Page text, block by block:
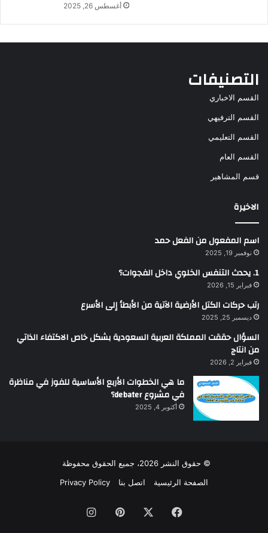
أغسطس 26, 2025
التصنيفات
القسم الاخباري
القسم الترفيهي
القسم التعليمي
القسم العام
قسم المشاهير
الاخيرة
اسم المفعول من الفعل حمد
نوفمبر 19, 2025
1. يحدث التنفس الخلوي داخل الفجوات؟
فبراير 15, 2026
رتب حركات الكتل الأرضية الآتية من الأبطأ إلى الأسرع
ديسمبر 25, 2025
السؤال حققت المملكة العربية السعودية بشكل خاص الاكتفاء الذاتي
من انتاج
فبراير 2, 2026
ما هي الخطوات الأربع الأساسية للفوز في مناظرة
في مشروع debater؟
أكتوبر 4, 2025
© حقوق النشر 2026، جميع الحقوق محفوظة
الصفحة الرئيسية
اتصل بنا Privacy Policy
فيسبوك بينتيريستانستقرام